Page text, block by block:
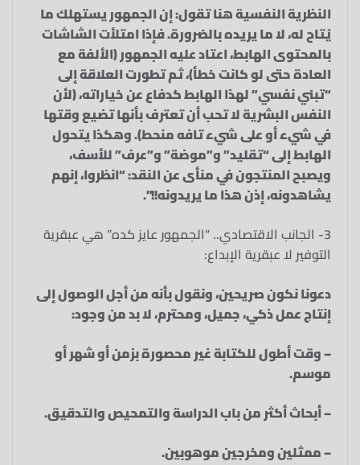
النظرية النفسية هنا تقول: إن الجمهور يستهلك ما
يُتاح له، لا ما يريده بالضرورة. فإذا امتلأت الشاشات
بالمحتوى الهابط، اعتاد عليه الجمهور (الألفة مع
العادة حتى لو كانت خطأ)، ثم تطورت العلاقة إلى
“تبني نفسي” لهذا الهابط كدفاع عن خياراته، (لأن
النفس البشرية لا تحب أن تعترف بأنها تضيع وقتها
في شيء أو على شيء تافه منحط). وهكذا يتحول
الهابط إلى “تقليد” و”موضة” و”عرف” للأسف،
ويصبح المنتجون في منأى عن النقد: “انظروا، إنهم
يشاهدونه، إذن هذا ما يريدونه!!”.
3- الجانب الاقتصادي.. “الجمهور عايز كده” هي عبقرية
التوفير لا عبقرية الإبداع:
دعونا نكون صريحين، ونقول بأنه من أجل الوصول إلى
إنتاج عمل ذكي، جميل، ومحترم، لا بد من وجود:
– وقت أطول للكتابة غير محصورة بزمن أو شهر أو
موسم.
– أبحاث أكثر من باب الدراسة والتمحيص والتدقيق.
– ممثلين ومخرجين موهوبين.